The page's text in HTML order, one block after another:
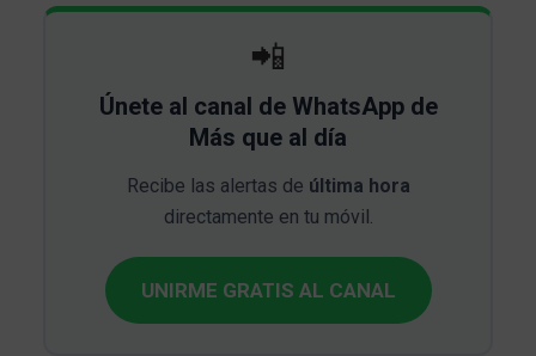
📲
Únete al canal de WhatsApp de
Más que al día
Recibe las alertas de última hora
directamente en tu móvil.
UNIRME GRATIS AL CANAL